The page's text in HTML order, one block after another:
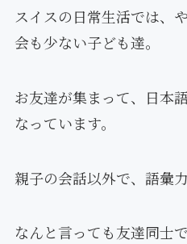
スイスの日常生活では、
会も少ない子ども達。
お友達が集まって、日本
なっています。
親子の会話以外で、語彙
なんと言っても友達同士